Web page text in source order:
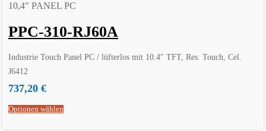
10,4" PANEL PC
PPC-310-RJ60A
Industrie Touch Panel PC / lüfterlos mit 10.4″ TFT, Res. Touch, Cel.
J6412
737,20 €
Optionen wählen